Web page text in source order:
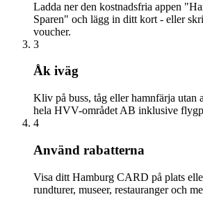
Ladda ner den kostnadsfria appen
Sparen" och lägg in ditt kort - eller
voucher.
3
Åk iväg
Kliv på buss, tåg eller hamnfärja utan
hela HVV-området AB inklusive
4
Använd rabatterna
Visa ditt Hamburg CARD på plats
rundturer, museer, restauranger och